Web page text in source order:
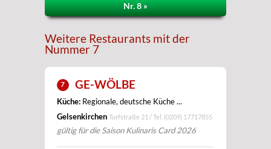
Nr. 8 »
Weitere Restaurants mit der
Nummer 7
7 GE-WÖLBE
Küche: Regionale, deutsche Küche ...
Gelsenkirchen Turfstraße 21 / Tel. (0209) 17717855
gültig für die Saison Kulinaris Card 2026